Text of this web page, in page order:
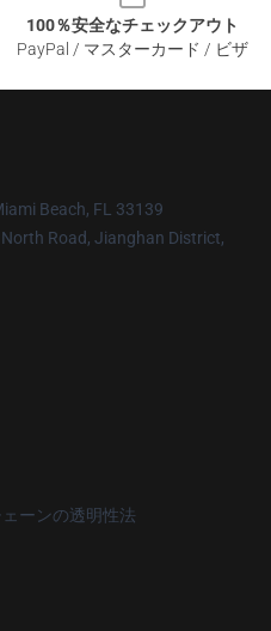
100％安全なチェックアウト
PayPal / マスターカード / ビザ
Beach, FL 33139
Road, Jianghan District,
ーンの透明性法